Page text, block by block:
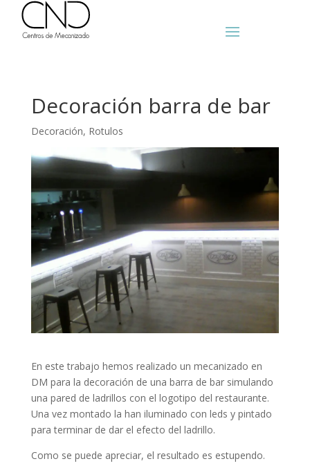
Decoración barra de bar
Decoración, Rotulos
En este trabajo hemos realizado un mecanizado en
DM para la decoración de una barra de bar simulando
una pared de ladrillos con el logotipo del restaurante.
Una vez montado la han iluminado con leds y pintado
para terminar de dar el efecto del ladrillo.
Como se puede apreciar, el resultado es estupendo.